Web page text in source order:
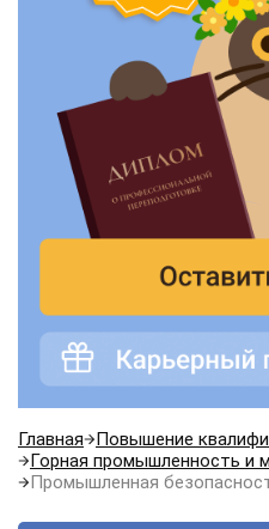
Главная
Повышение
Горная промышленность и
Промышленная